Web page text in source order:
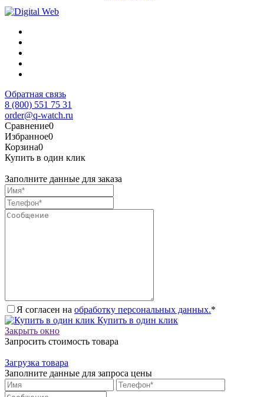
Обратная связь
8 (800) 551 75 31
order@q-watch.ru
Сравнение0
Избранное0
Корзина0
Купить в один клик
Заполните данные для заказа
Я согласен на обработку персональных данных.*
Купить в один клик
Закрыть окно
Запросить стоимость товара
Загрузка товара
Заполните данные для запроса цены